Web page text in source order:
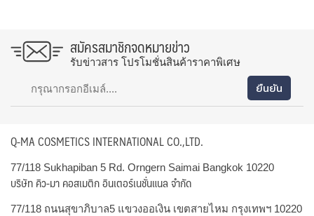
สมัครสมาชิกจดหมายข่าว
รับข่าวสาร โปรโมชั่นสินค้าราคาพิเศษ
Q-MA COSMETICS INTERNATIONAL CO.,LTD.
77/118 Sukhapiban 5 Rd. Orngern Saimai Bangkok 10220
บริษัท คิว-มา คอสเมติก อินเตอร์เนชั่นแนล จำกัด
77/118 ถนนสุขาภิบาล5 แขวงออเงิน เขตสายไหม กรุงเทพฯ 10220